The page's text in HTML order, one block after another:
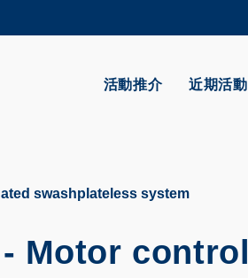
大概覽
生活@科大
活動推介 近期活動
swashplateless system
Motor control